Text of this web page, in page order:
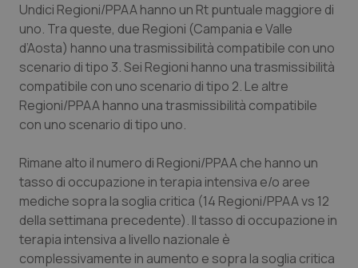
Undici Regioni/PPAA hanno un Rt puntuale maggiore di
uno. Tra queste, due Regioni (Campania e Valle
d’Aosta) hanno una trasmissibilità compatibile con uno
scenario di tipo 3. Sei Regioni hanno una trasmissibilità
compatibile con uno scenario di tipo 2. Le altre
Regioni/PPAA hanno una trasmissibilità compatibile
con uno scenario di tipo uno.
Rimane alto il numero di Regioni/PPAA che hanno un
tasso di occupazione in terapia intensiva e/o aree
mediche sopra la soglia critica (14 Regioni/PPAA vs 12
della settimana precedente). Il tasso di occupazione in
terapia intensiva a livello nazionale è
complessivamente in aumento e sopra la soglia critica